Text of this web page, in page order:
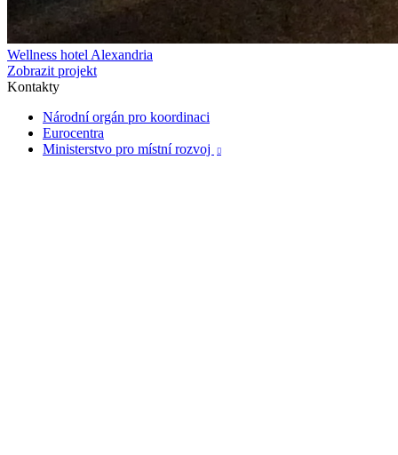
Wellness hotel Alexandria
Zobrazit projekt
Kontakty
Národní orgán pro koordinaci
Eurocentra
Ministerstvo pro místní rozvoj
